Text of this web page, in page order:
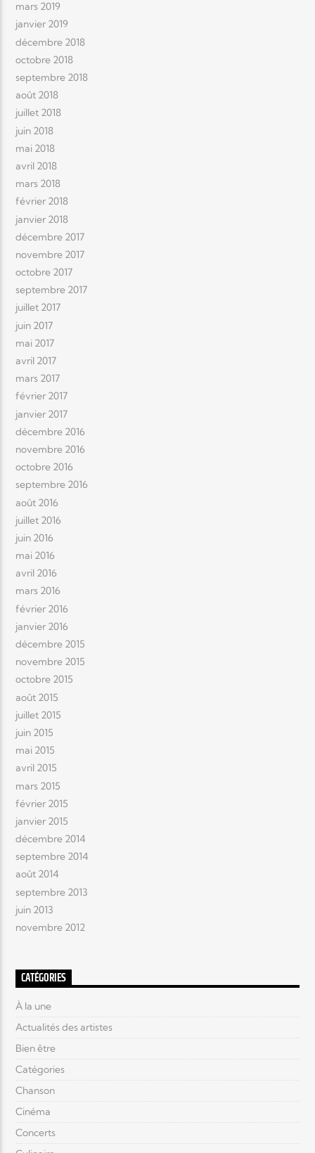
mars 2019
janvier 2019
décembre 2018
octobre 2018
septembre 2018
août 2018
juillet 2018
juin 2018
mai 2018
avril 2018
mars 2018
février 2018
janvier 2018
décembre 2017
novembre 2017
octobre 2017
septembre 2017
juillet 2017
juin 2017
mai 2017
avril 2017
mars 2017
février 2017
janvier 2017
décembre 2016
novembre 2016
octobre 2016
septembre 2016
août 2016
juillet 2016
juin 2016
mai 2016
avril 2016
mars 2016
février 2016
janvier 2016
décembre 2015
novembre 2015
octobre 2015
août 2015
juillet 2015
juin 2015
mai 2015
avril 2015
mars 2015
février 2015
janvier 2015
décembre 2014
septembre 2014
août 2014
septembre 2013
juin 2013
novembre 2012
CATÉGORIES
À la une
Actualités des artistes
Bien être
Catégories
Chanson
Cinéma
Concerts